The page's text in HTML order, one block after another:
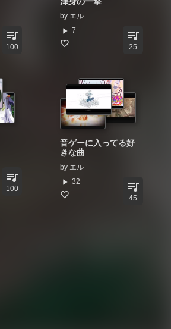
queue_music
100
by エル
play_arrow 7 queue_music
25
queue_music
100
音ゲーに入ってる好
きな曲
by エル
play_arrow 32 queue_music
45